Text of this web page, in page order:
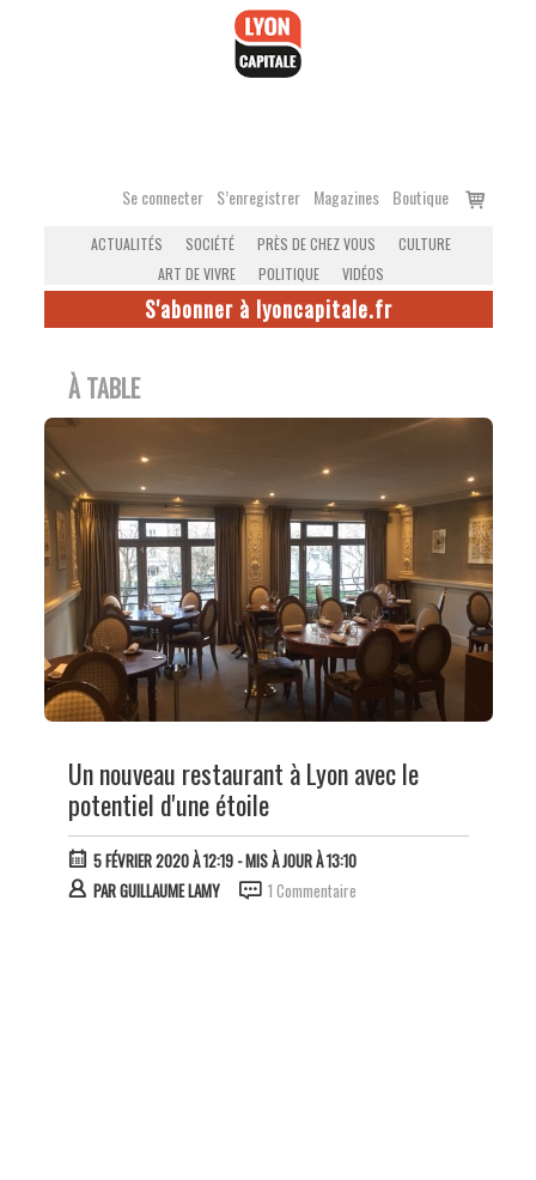
Se connecter S’enregistrer Magazines Boutique
Voir
ACTUALITÉS SOCIÉTÉ PRÈS DE CHEZ VOUS
CULTURE
ART DE VIVRE
POLITIQUE VIDÉOS
S'abonner à lyoncapitale.fr
À TABLE
Un nouveau restaurant à Lyon avec le
potentiel d'une étoile
5 FÉVRIER 2020 À 12:19- MIS À JOUR À 13:10
PARGUILLAUME LAMY 1 Commentaire